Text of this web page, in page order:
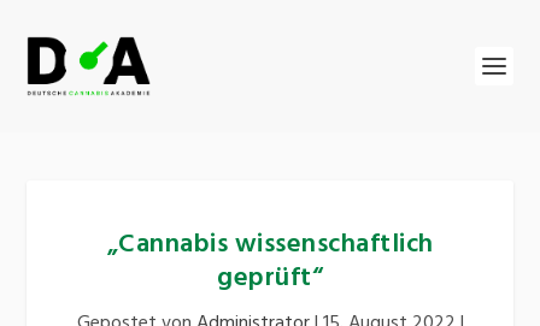
„Cannabis wissenschaftlich
geprüft“